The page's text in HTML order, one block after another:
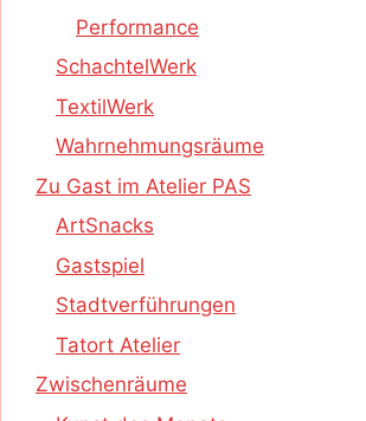
Performance
SchachtelWerk
TextilWerk
Wahrnehmungsräume
Zu Gast im Atelier PAS
ArtSnacks
Gastspiel
Stadtverführungen
Tatort Atelier
Zwischenräume